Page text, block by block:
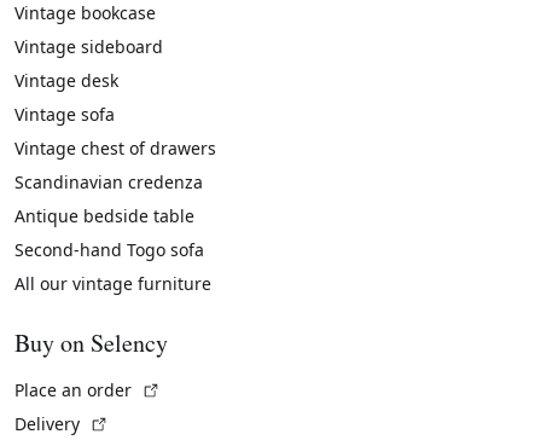
Vintage bookcase
Vintage sideboard
Vintage desk
Vintage sofa
Vintage chest of drawers
Scandinavian credenza
Antique bedside table
Second-hand Togo sofa
All our vintage furniture
Buy on Selency
Place an order
Delivery